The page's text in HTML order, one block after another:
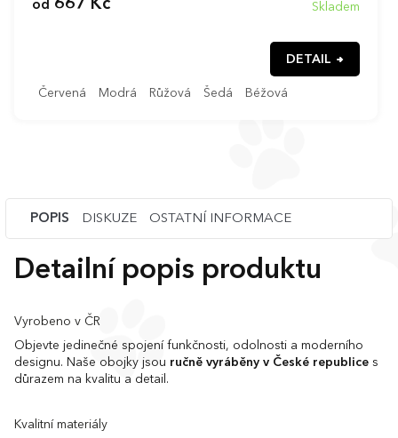
Skladem
od 667 Kč
DETAIL
Červená Modrá Růžová Šedá Béžová
POPIS DISKUZE OSTATNÍ INFORMACE
Detailní popis produktu
Vyrobeno v ČR
Objevte jedinečné spojení funkčnosti, odolnosti a moderního
designu. Naše obojky jsou ručně vyráběny v České republice s
důrazem na kvalitu a detail.
Kvalitní materiály